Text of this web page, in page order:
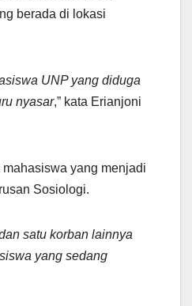
berada di lokasi
UNP yang diduga
nyasar,” kata Erianjoni
yang menjadi
Sosiologi.
satu korban lainnya
yang sedang